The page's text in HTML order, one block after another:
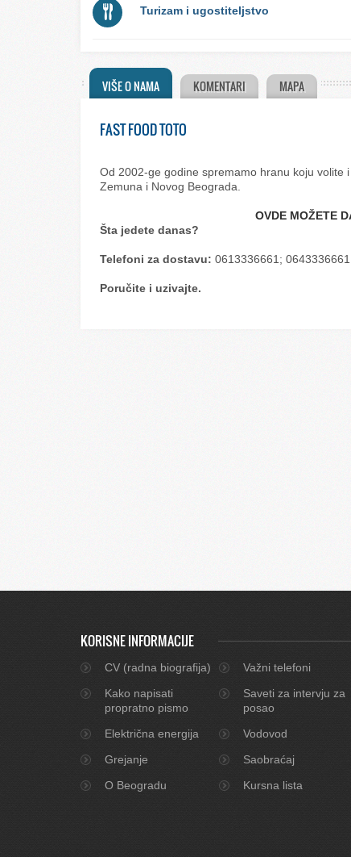
Turizam i ugostiteljstvo
VIŠE O NAMA KOMENTARI MAPA
FAST FOOD TOTO
Od 2002-ge godine spremamo hranu koju
Zemuna i Novog Beograda.
OVDE MOŽETE
Šta jedete danas?
Telefoni za dostavu: 0613336661;
Poručite i uzivajte.
KORISNE INFORMACIJE
CV (radna biografija)
Važni telefoni
Kako napisati
propratno pismo
Saveti za intervju za
posao
Električna energija
Vodovod
Grejanje
Saobraćaj
O Beogradu
Kursna lista